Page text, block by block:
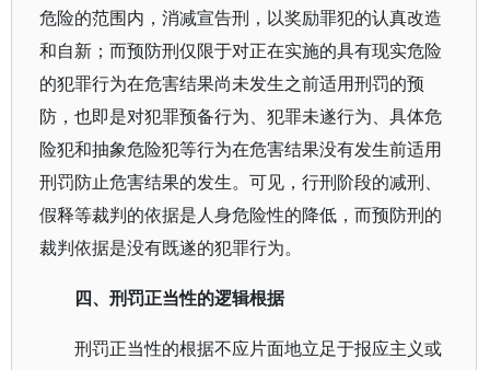
危险的范围内，消减宣告刑，以奖励罪犯的认真改造
和自新；而预防刑仅限于对正在实施的具有现实危险
的犯罪行为在危害结果尚未发生之前适用刑罚的预
防，也即是对犯罪预备行为、犯罪未遂行为、具体危
险犯和抽象危险犯等行为在危害结果没有发生前适用
刑罚防止危害结果的发生。可见，行刑阶段的减刑、
假释等裁判的依据是人身危险性的降低，而预防刑的
裁判依据是没有既遂的犯罪行为。
四、刑罚正当性的逻辑根据
刑罚正当性的根据不应片面地立足于报应主义或